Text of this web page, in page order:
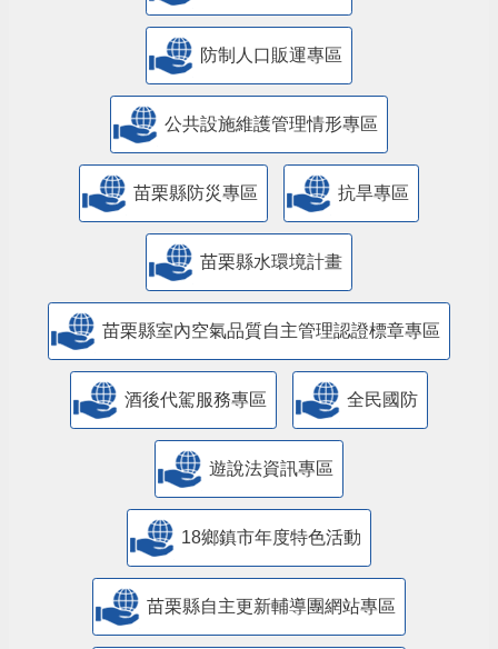
防制人口販運專區
​公共設施維護管理情形專區
苗栗縣防災專區 抗旱專區
苗栗縣水環境計畫
苗栗縣室內空氣品質自主管理認證標章專區
酒後代駕服務專區 全民國防
遊說法資訊專區
18鄉鎮市年度特色活動
苗栗縣自主更新輔導團網站專區